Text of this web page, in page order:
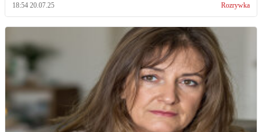
18:54 20.07.25 Rozrywka